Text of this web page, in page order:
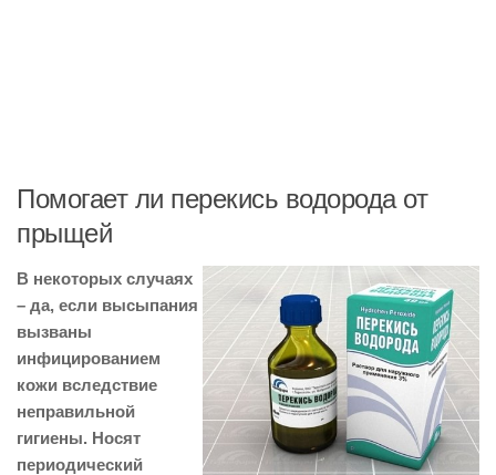
Помогает ли перекись водорода от
прыщей
В некоторых случаях
– да, если высыпания
вызваны
инфицированием
кожи вследствие
неправильной
гигиены. Носят
периодический